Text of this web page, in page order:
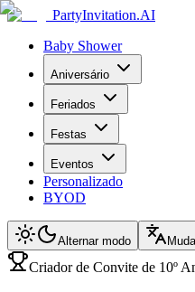
PartyInvitation.AI
Baby Shower
Aniversário
Feriados
Festas
Eventos
Personalizado
BYOD
Alternar modo
Criador de Convite de 10º